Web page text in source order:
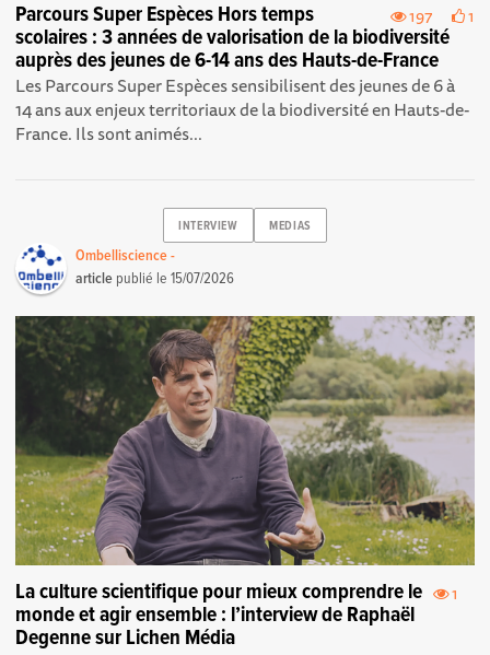
197 1
Parcours Super Espèces Hors temps
scolaires : 3 années de valorisation de la biodiversité
auprès des jeunes de 6-14 ans des Hauts-de-France
Les Parcours Super Espèces sensibilisent des jeunes de 6 à
14 ans aux enjeux territoriaux de la biodiversité en Hauts-de-
France. Ils sont animés...
INTERVIEW MEDIAS
Ombelliscience -
article publié le15/07/2026
1
La culture scientifique pour mieux comprendre le
monde et agir ensemble : l’interview de Raphaël
Degenne sur Lichen Média